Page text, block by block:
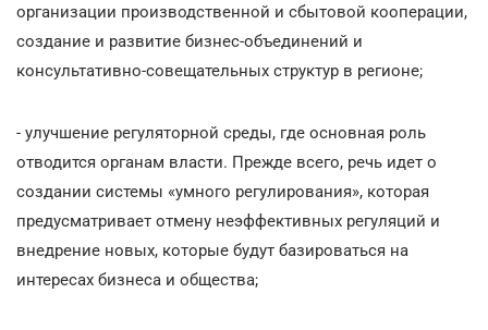
организации производственной и сбытовой кооперации,
создание и развитие бизнес-объединений и
консультативно-совещательных структур в регионе;
- улучшение регуляторной среды, где основная роль
отводится органам власти. Прежде всего, речь идет о
создании системы «умного регулирования», которая
предусматривает отмену неэффективных регуляций и
внедрение новых, которые будут базироваться на
интересах бизнеса и общества;